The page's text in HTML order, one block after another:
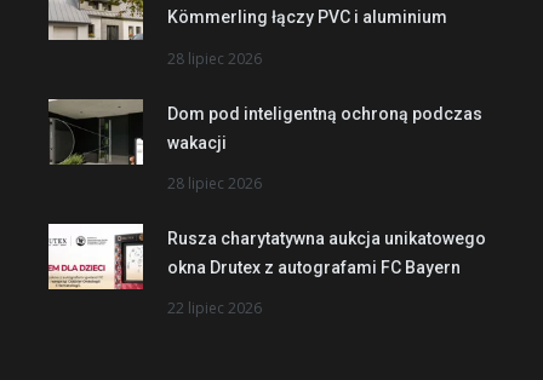
Kömmerling łączy PVC i aluminium
28 lipiec 2026
Dom pod inteligentną ochroną podczas
wakacji
28 lipiec 2026
Rusza charytatywna aukcja unikatowego
okna Drutex z autografami FC Bayern
22 lipiec 2026